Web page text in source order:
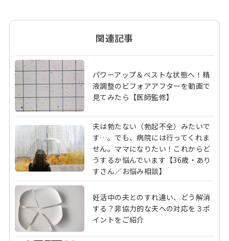
関連記事
パワーアップ＆ベストな状態へ！精
液調整のビフォアアフターを動画で
見てみたら【医師監修】
夫は勃たない（勃起不全）みたいで
す…。でも、病院には行ってくれま
せん。ママになりたい！これからど
うするか悩んでいます【36歳・あり
すさん／お悩み相談】
妊活中の夫とのすれ違い、どう解消
する？非協力的な夫への対応を３ポ
イントをご紹介